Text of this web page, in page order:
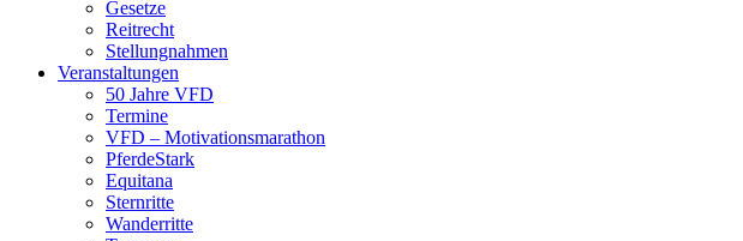
Gesetze
Reitrecht
Stellungnahmen
Veranstaltungen
50 Jahre VFD
Termine
VFD – Motivationsmarathon
PferdeStark
Equitana
Sternritte
Wanderritte